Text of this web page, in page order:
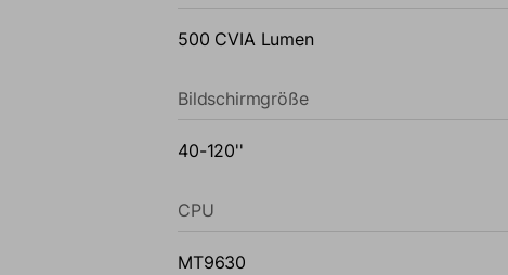
500 CVIA Lumen
Bildschirmgröße
40-120''
CPU
MT9630